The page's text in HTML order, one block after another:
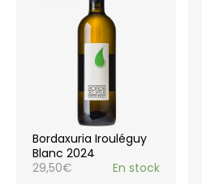
Bordaxuria Irouléguy
Blanc 2024
29,50€ En stock